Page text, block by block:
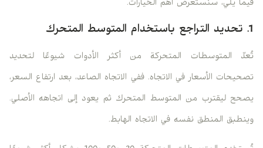
فيما يلي، سنستعرض أهم الخيارات.
1. تحديد التراجع باستخدام المتوسط ​​المتحرك
تُعدّ المتوسطات المتحركة من أكثر الأدوات شيوعًا لتحديد
تصحيحات الأسعار في الاتجاه. ففي الاتجاه الصاعد، بعد ارتفاع السعر،
يصحح ليقترب من المتوسط ​​المتحرك ثم يعود إلى اتجاهه الأصلي.
وينطبق المنطق نفسه في الاتجاه الهابط.